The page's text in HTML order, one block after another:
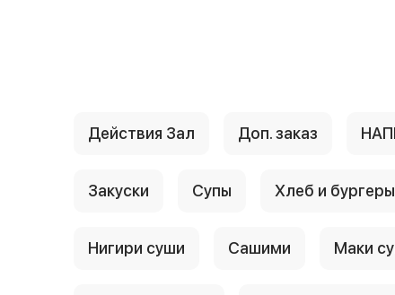
Действия Зал Доп. заказ
Закуски Супы Хлеб и бургеры
Нигири суши Сашими Маки